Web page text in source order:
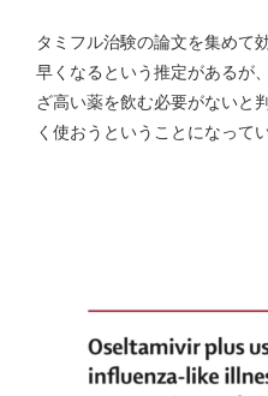
タミフル治験の論文を集めて
早くなるという推定があるが
ざ高い薬を飲む必要がないと
く使おうということになってい